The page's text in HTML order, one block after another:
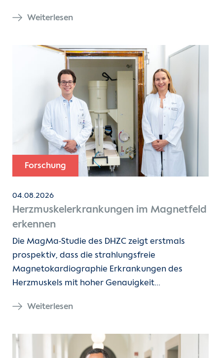
Weiterlesen
Forschung
04.08.2026
Herzmuskelerkrankungen im Magnetfeld
erkennen
Die MagMa-Studie des DHZC zeigt erstmals
prospektiv, dass die strahlungsfreie
Magnetokardiographie Erkrankungen des
Herzmuskels mit hoher Genauigkeit…
Weiterlesen